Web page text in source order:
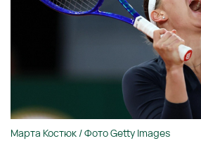
Марта Костюк / Фото Getty Images